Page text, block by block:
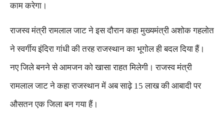
काम करेगा।
राजस्व मंत्री रामलाल जाट ने इस दौरान कहा मुख्यमंत्री अशोक गहलोत
ने स्वर्गीय इंदिरा गांधी की तरह राजस्थान का भूगोल ही बदल दिया हैं।
नए जिले बनने से आमजन को खासा राहत मिलेगी। राजस्व मंत्री
रामलाल जाट ने कहा राजस्थान में अब साढ़े 15 लाख की आबादी पर
औसतन एक जिला बन गया हैं।